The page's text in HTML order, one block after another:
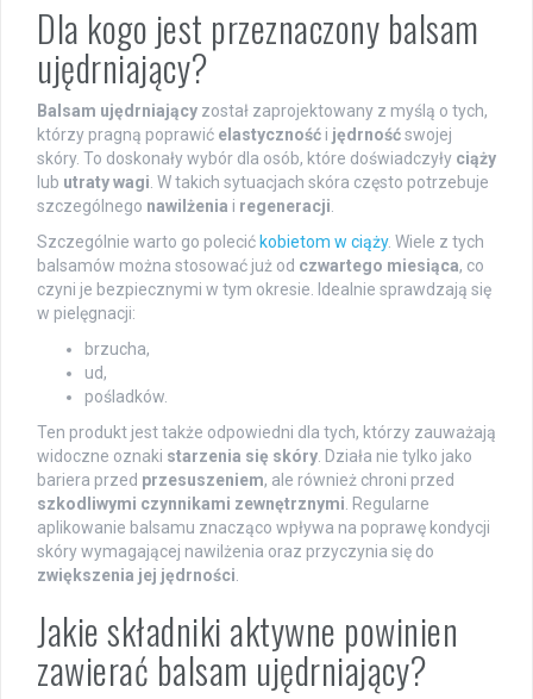
Dla kogo jest przeznaczony balsam
ujędrniający?
Balsam ujędrniający został zaprojektowany z myślą o tych,
którzy pragną poprawić elastyczność i jędrnośćswojej
skóry. To doskonały wybór dla osób, które doświadczyły ciąży
lub utraty wagi. W takich sytuacjach skóra często potrzebuje
szczególnego nawilżenia i regeneracji.
Szczególnie warto go polecić kobietom w ciąży. Wiele z tych
balsamów można stosować już od czwartego miesiąca, co
czyni je bezpiecznymi w tym okresie. Idealnie sprawdzają się
w pielęgnacji:
brzucha,
ud,
pośladków.
Ten produkt jest także odpowiedni dla tych, którzy zauważają
widoczne oznaki starzenia się skóry. Działa nie tylko jako
bariera przed przesuszeniem, ale również chroni przed
szkodliwymi czynnikami zewnętrznymi. Regularne
aplikowanie balsamu znacząco wpływa na poprawę kondycji
skóry wymagającej nawilżenia oraz przyczynia się do
zwiększenia jej jędrności.
Jakie składniki aktywne powinien
zawierać balsam ujędrniający?